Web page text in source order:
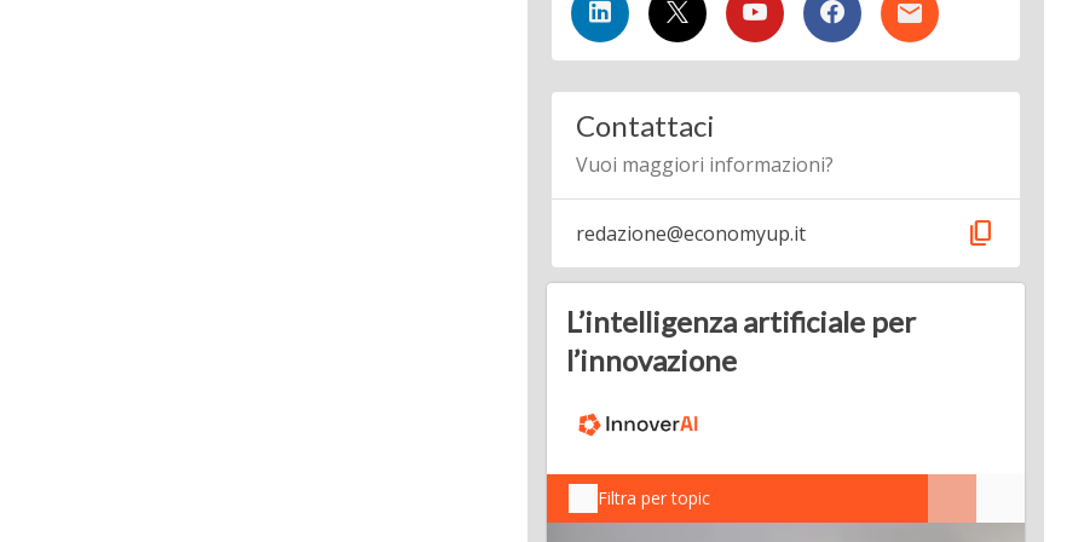
Contattaci
Vuoi maggiori informazioni?
redazione@economyup.it content_copy
L’intelligenza artificiale per
l’innovazione
Filtra per topic